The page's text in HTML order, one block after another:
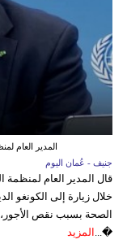
المدير العام
جنيف - عُمان اليوم
قال المدير العام لمنظمة
خلال زيارة إلى الكونغو
الصحة بسبب نقص الأجور،
�... المزيد